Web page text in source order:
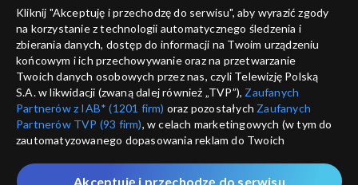
ANULUJ
informacje o dostawcy usług
Kliknij "Akceptuję i przechodzę do serwisu", aby wyrazić zgody
na korzystanie z technologii automatycznego śledzenia i
zbierania danych, dostęp do informacji na Twoim urządzeniu
końcowym i ich przechowywanie oraz na przetwarzanie
Twoich danych osobowych przez nas, czyli Telewizję Polską
S.A. w likwidacji (zwaną dalej również „TVP”), Zaufanych
Partnerów z IAB* (1201 firm) oraz pozostałych Zaufanych
Partnerów TVP (93 firm), w celach marketingowych (w tym do
zautomatyzowanego dopasowania reklam do Twoich
które wskazujemy poniżej, a także zgody na udostępnianie
Akceptuję i przechodzę do serwisu